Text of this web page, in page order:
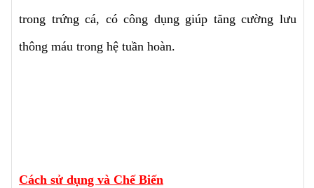
trong trứng cá, có công dụng giúp tăng cường lưu
thông máu trong hệ tuần hoàn.
Cách sử dụng và Chế Biến